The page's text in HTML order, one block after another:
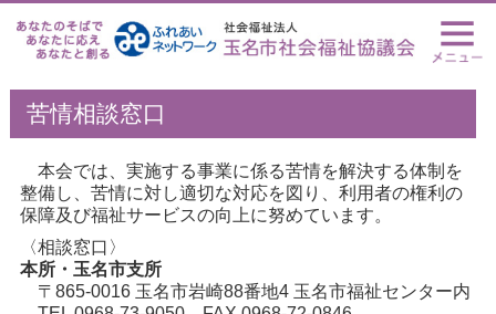
苦情相談窓口
本会では、実施する事業に係る苦情を解決する体制を
整備し、苦情に対し適切な対応を図り、利用者の権利の
保障及び福祉サービスの向上に努めています。
〈相談窓口〉
本所・玉名市支所
〒865-0016 玉名市岩崎88番地4 玉名市福祉センター内